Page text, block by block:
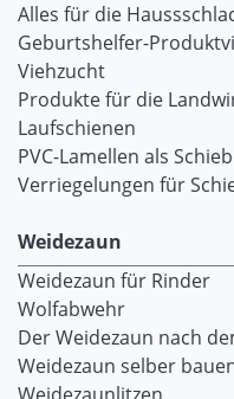
Alles für die
Geburtshelfer-
Viehzucht
Produkte für die
Laufschienen
PVC-Lamellen als
Verriegelungen für
Weidezaun
Weidezaun für Rinder
Wolfabwehr
Der Weidezaun nach
Weidezaun selber